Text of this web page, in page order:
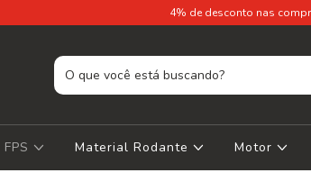
4% de desconto nas
FPS Material Rodante Motor